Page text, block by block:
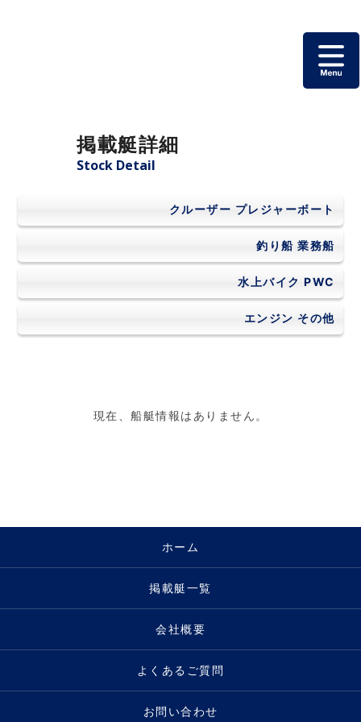
会社概要
よくあるご質問
お問い合わせ
個人情報保護方針
掲載艇詳細
Stock Detail
クルーザー プレジャーボート
釣り船 業務船
水上バイク PWC
エンジン その他
現在、船艇情報はありません。
ホーム
掲載艇一覧
会社概要
よくあるご質問
お問い合わせ